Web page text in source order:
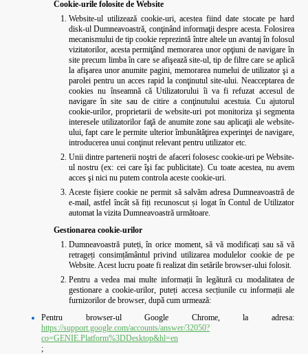
Cookie-urile folosite de Website
Website-ul utilizează cookie-uri, acestea fiind date stocate pe hard
disk-ul Dumneavoastră, conţinând informaţii despre acesta. Folosirea
mecanismului de tip cookie reprezintă între altele un avantaj în folosul
vizitatorilor, acesta permiţând memorarea unor opţiuni de navigare în
site precum limba în care se afişează site-ul, tip de filtre care se aplică
la afişarea unor anumite pagini, memorarea numelui de utilizator şi a
parolei pentru un acces rapid la conţinutul site-ului. Neacceptarea de
cookies nu înseamnă că Utilizatorului îi va fi refuzat accesul de
navigare în site sau de citire a conţinutului acestuia. Cu ajutorul
cookie-urilor, proprietarii de website-uri pot monitoriza şi segmenta
interesele utilizatorilor faţă de anumite zone sau aplicaţii ale website-
ului, fapt care le permite ulterior îmbunătăţirea experinţei de navigare,
introducerea unui conţinut relevant pentru utilizator etc.
Unii dintre partenerii noştri de afaceri folosesc cookie-uri pe Website-
ul nostru (ex: cei care îşi fac publicitate). Cu toate acestea, nu avem
acces şi nici nu putem controla aceste cookie-uri.
Aceste fișiere cookie ne permit să salvăm adresa Dumneavoastră de
e-mail, astfel încât să fiți recunoscut și logat în Contul de Utilizator
automat la vizita Dumneavoastră următoare.
Gestionarea cookie-urilor
Dumneavoastră puteți, în orice moment, să vă modificați sau să vă
retrageți consimțământul privind utilizarea modulelor cookie de pe
Website. Acest lucru poate fi realizat din setările browser-ului folosit.
Pentru a vedea mai multe informații în legătură cu modalitatea de
gestionare a cookie-urilor, puteți accesa secțiunile cu informații ale
furnizorilor de browser, după cum urmează:
Pentru browser-ul Google Chrome, la adresa:
https://support.google.com/accounts/answer/32050?
co=GENIE.Platform%3DDesktop&hl=en
;